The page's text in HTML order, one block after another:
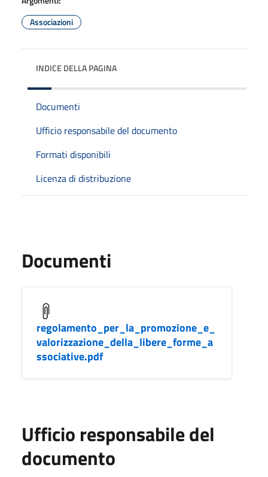
Associazioni
INDICE DELLA PAGINA
Documenti
Ufficio responsabile del documento
Formati disponibili
Licenza di distribuzione
Documenti
regolamento_per_la_promozione_e_
valorizzazione_della_libere_forme_a
ssociative.pdf
Ufficio responsabile del
documento